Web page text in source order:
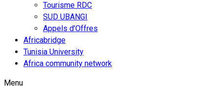
Tourisme RDC
SUD UBANGI
Appels d’Offres
Africabridge
Tunisia University
Africa community network
Menu